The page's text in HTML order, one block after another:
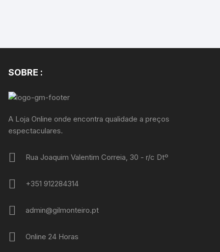
SOBRE :
A Loja Online onde encontra qualidade a preços
espectaculares.
Rua Joaquim Valentim Correia, 30 - r/c Dtº
+351 912284314
admin@gilmonteiro.pt
Online 24 Horas